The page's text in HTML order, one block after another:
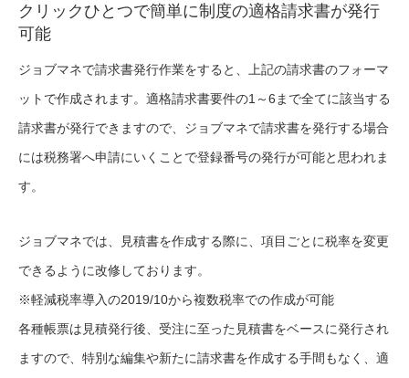
クリックひとつで簡単に制度の適格請求書が発行
可能
ジョブマネで請求書発行作業をすると、上記の請求書のフォーマ
ットで作成されます。適格請求書要件の1～6まで全てに該当する
請求書が発行できますので、ジョブマネで請求書を発行する場合
には税務署へ申請にいくことで登録番号の発行が可能と思われま
す。
ジョブマネでは、見積書を作成する際に、項目ごとに税率を変更
できるように改修しております。
※軽減税率導入の2019/10から複数税率での作成が可能
各種帳票は見積発行後、受注に至った見積書をベースに発行され
ますので、特別な編集や新たに請求書を作成する手間もなく、適